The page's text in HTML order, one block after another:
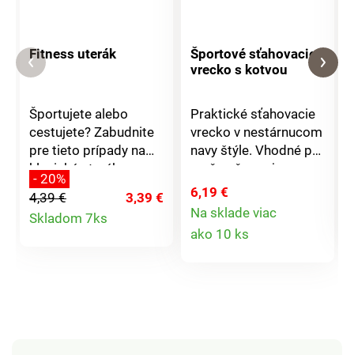
Fitness uterák
Športujete alebo
cestujete? Zabudnite
pre tieto prípady na
klasické uteráky a
pribaľte si fitness
uterák.Je ľahký, super
mäkký a príjemný k
- 20%
4,39 €
3,39 €
Skladom 7ks
Detail
Športové sťahovacie
vrecko s kotvou
Praktické sťahovacie
vrecko v nestárnucom
navy štýle. Vhodné pre
mužov, ženy aj
deti.Rozmery:
41x32cmMateriál:
100% bavlna
6,19 €
Na sklade viac
ako 10 ks